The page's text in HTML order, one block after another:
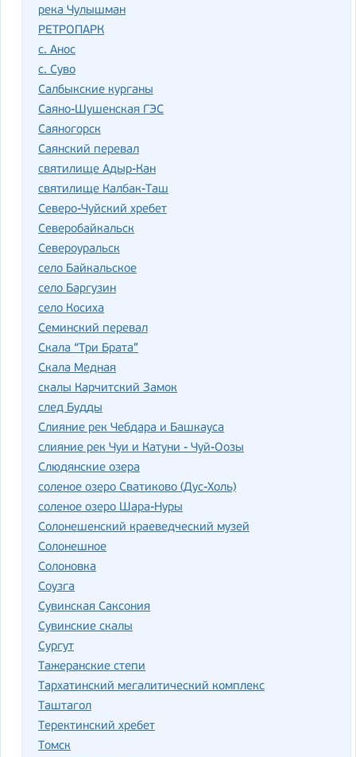
река Чулышман
РЕТРОПАРК
с. Анос
с. Суво
Салбыкские курганы
Саяно-Шушенская ГЭС
Саяногорск
Саянский перевал
святилище Адыр-Кан
святилище Калбак-Таш
Северо-Чуйский хребет
Северобайкальск
Североуральск
село Байкальское
село Баргузин
село Косиха
Семинский перевал
Скала “Три Брата”
Скала Медная
скалы Карчитский Замок
след Будды
Слияние рек Чебдара и Башкауса
слияние рек Чуи и Катуни - Чуй-Оозы
Слюдянские озера
соленое озеро Сватиково (Дус-Холь)
соленое озеро Шара-Нуры
Солонешенский краеведческий музей
Солонешное
Солоновка
Соузга
Сувинская Саксония
Сувинские скалы
Сургут
Тажеранские степи
Тархатинский мегалитический комплекс
Таштагол
Теректинский хребет
Томск